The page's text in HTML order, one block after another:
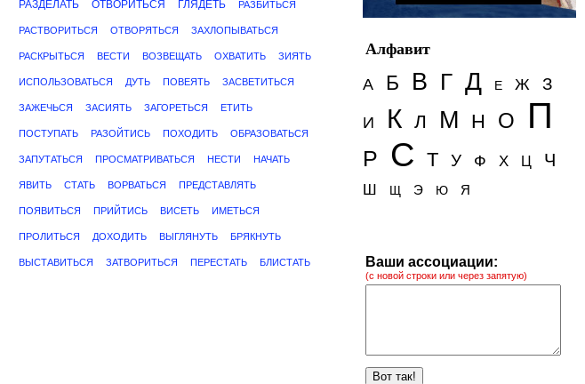
РАЗДЕЛАТЬ ОТВОРИТЬСЯ ГЛЯДЕТЬ РАЗБИТЬСЯ
РАСТВОРИТЬСЯ ОТВОРЯТЬСЯ ЗАХЛОПЫВАТЬСЯ
РАСКРЫТЬСЯ ВЕСТИ ВОЗВЕЩАТЬ ОХВАТИТЬ ЗИЯТЬ
ИСПОЛЬЗОВАТЬСЯ ДУТЬ ПОВЕЯТЬ ЗАСВЕТИТЬСЯ
ЗАЖЕЧЬСЯ ЗАСИЯТЬ ЗАГОРЕТЬСЯ ЕТИТЬ
ПОСТУПАТЬ РАЗОЙТИСЬ ПОХОДИТЬ ОБРАЗОВАТЬСЯ
ЗАПУТАТЬСЯ ПРОСМАТРИВАТЬСЯ НЕСТИ НАЧАТЬ
ЯВИТЬ СТАТЬ ВОРВАТЬСЯ ПРЕДСТАВЛЯТЬ
ПОЯВИТЬСЯ ПРИЙТИСЬ ВИСЕТЬ ИМЕТЬСЯ
ПРОЛИТЬСЯ ДОХОДИТЬ ВЫГЛЯНУТЬ БРЯКНУТЬ
ВЫСТАВИТЬСЯ ЗАТВОРИТЬСЯ ПЕРЕСТАТЬ БЛИСТАТЬ
Алфавит
А
Б В Г Д Е Ж З
И К Л М Н О П
Р С Т У Ф Х Ц Ч
Ш Щ Э Ю Я
Ваши ассоциации:
(с новой строки или через запятую)